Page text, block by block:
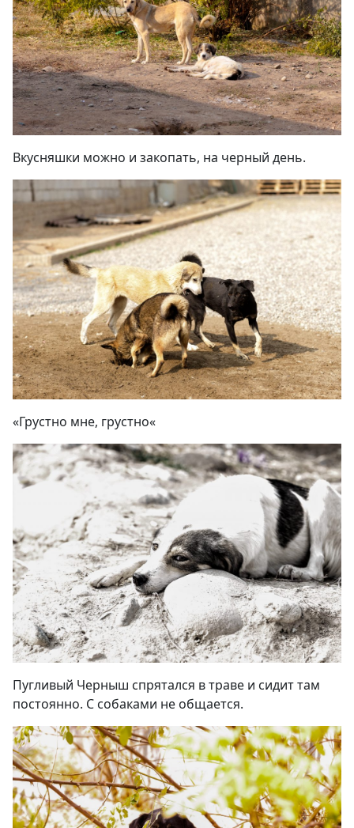
Вкусняшки можно и закопать, на черный день.
«Грустно мне, грустно«
Пугливый Черныш спрятался в траве и сидит там
постоянно. С собаками не общается.